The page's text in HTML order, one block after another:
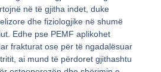
në të gjitha indet, duke
dhe fiziologjike në shumë
Edhe pse PEMF aplikohet
frakturat ose për të ngadalësuar
ai mund të përdoret gjithashtu